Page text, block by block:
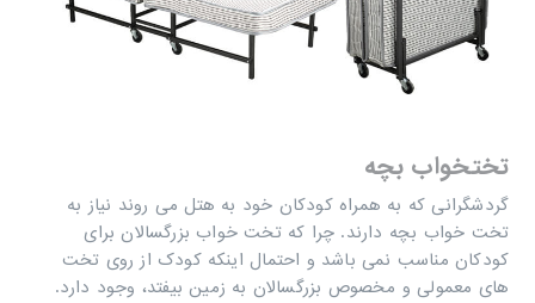
تختخواب بچه
گردشگرانی که به همراه کودکان خود به هتل می روند نیاز به
تخت خواب بچه دارند. چرا که تخت خواب بزرگسالان برای
کودکان مناسب نمی باشد و احتمال اینکه کودک از روی تخت
های معمولی و مخصوص بزرگسالان به زمین بیفتد، وجود دارد.